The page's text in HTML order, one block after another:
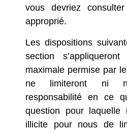
vous devriez
approprié.
Les dispositions
section
maximale permise par
ne limiteront ni
responsabilité en ce
question pour
illicite pour nous de